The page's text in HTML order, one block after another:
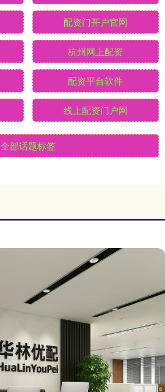
配资门开户官网
杭州网上配资
配资平台软件
线上配资门户网
全部话题标签